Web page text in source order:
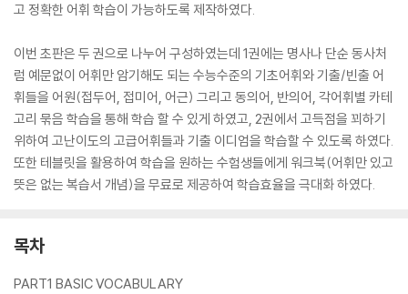
고 정확한 어휘 학습이 가능하도록 제작하였다.
이번 초판은 두 권으로 나누어 구성하였는데 1권에는 명사나 단순 동사처
럼 예문없이 어휘만 암기해도 되는 수능수준의 기초어휘와 기출/빈출 어
휘들을 어원(접두어, 접미어, 어근) 그리고 동의어, 반의어, 각어휘별 카테
고리 묶음 학습을 통해 학습 할 수 있게 하였고, 2권에서 고득점을 꾀하기
위하여 고난이도의 고급어휘들과 기출 이디엄을 학습할 수 있도록 하였다.
또한 테블릿을 활용하여 학습을 원하는 수험생들에게 워크북(어휘만 있고
뜻은 없는 복습서 개념)을 무료로 제공하여 학습효율을 극대화 하였다.
목차
PART1 BASIC VOCABULARY